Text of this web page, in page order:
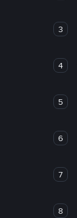
3
4
5
6
7
8